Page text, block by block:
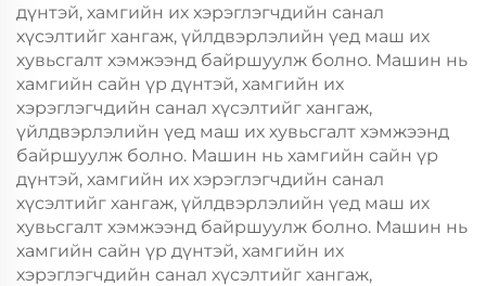
дүнтэй, хамгийн их хэрэглэгчдийн санал
хүсэлтийг хангаж, үйлдвэрлэлийн үед маш их
хувьсгалт хэмжээнд байршуулж болно. Машин нь
хамгийн сайн үр дүнтэй, хамгийн их
хэрэглэгчдийн санал хүсэлтийг хангаж,
үйлдвэрлэлийн үед маш их хувьсгалт хэмжээнд
байршуулж болно. Машин нь хамгийн сайн үр
дүнтэй, хамгийн их хэрэглэгчдийн санал
хүсэлтийг хангаж, үйлдвэрлэлийн үед маш их
хувьсгалт хэмжээнд байршуулж болно. Машин нь
хамгийн сайн үр дүнтэй, хамгийн их
хэрэглэгчдийн санал хүсэлтийг хангаж,